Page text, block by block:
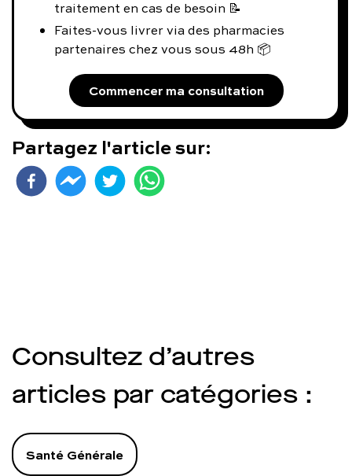
traitement en cas de besoin 📝
Faites-vous livrer via des pharmacies
partenaires chez vous sous 48h 📦
Commencer ma consultation
Partagez l'article sur:
Consultez d’autres
articles par catégories :
Santé Générale